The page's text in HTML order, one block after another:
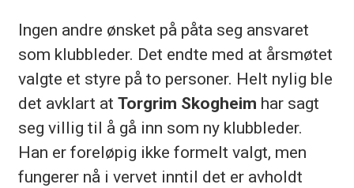
Ingen andre ønsket på påta seg ansvaret
som klubbleder. Det endte med at årsmøtet
valgte et styre på to personer. Helt nylig ble
det avklart at Torgrim Skogheim har sagt
seg villig til å gå inn som ny klubbleder.
Han er foreløpig ikke formelt valgt, men
fungerer nå i vervet inntil det er avholdt